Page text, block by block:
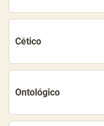
Cético
Ontológico